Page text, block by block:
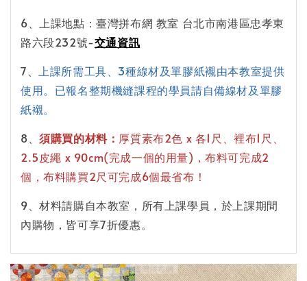
6、上課地點：臺灣拼布網 教室 台北市南港區忠孝東
路六段232號-交通資訊
7、
上課所需工具、3種線材及單膠紙襯由本教室提供
使用。已報名整期機縫課程的學員請自備線材及單膠
紙襯。
8、須購買的材料： 厚質素布2色 x 各1尺、裡布1尺、
2.5皮繩 x 90cm(完成一個的用量)，布料可完成2
個，布料購買2尺可完成6個最省布！
9、材料請購自本教室，所有上課學員，於上課期間
內購物，皆可享7折優惠。